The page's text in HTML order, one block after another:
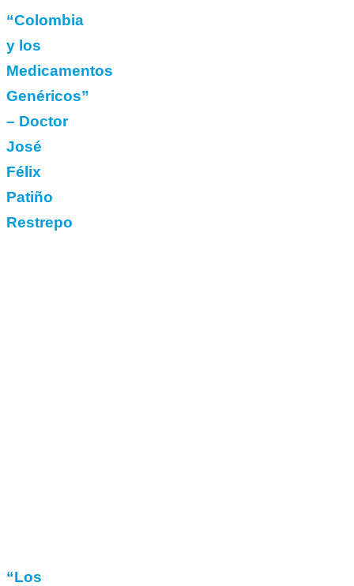
“Colombia
y los
Medicamentos
Genéricos”
– Doctor
José
Félix
Patiño
Restrepo
“Los